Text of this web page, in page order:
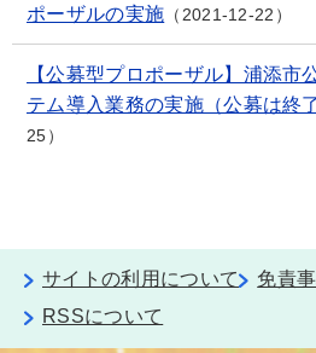
ポーザルの実施
2021-12-22
【公募型プロポーザル】浦添市
テム導入業務の実施（公募は終
25
サイトの利用について 免責
RSSについて